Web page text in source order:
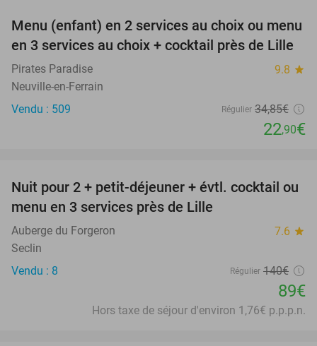
34%
Menu (enfant) en 2 services au choix ou menu
en 3 services au choix + cocktail près de Lille
Pirates Paradise 9.8 star
Neuville-en-Ferrain
Vendu : 509
Régulier 34,85€
22,90€
36%
Nuit pour 2 + petit-déjeuner + évtl. cocktail ou
menu en 3 services près de Lille
Auberge du Forgeron 7.6 star
Seclin
Vendu : 8
Régulier 140€
89€
Hors taxe de séjour d'environ 1,76€ p.p.p.n.